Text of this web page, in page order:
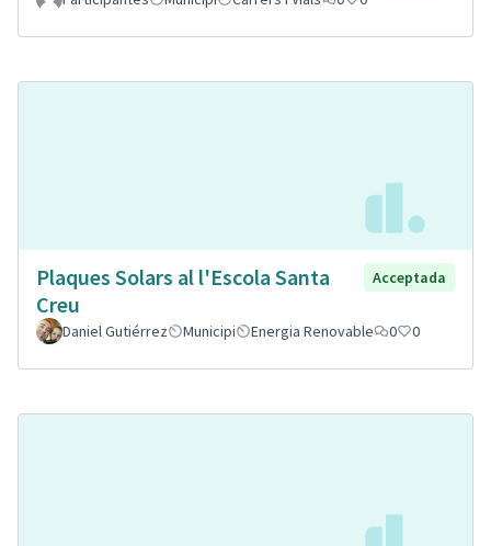
Plaques Solars al l'Escola Santa
Creu
Acceptada
Daniel Gutiérrez Municipi Energia Renovable 0 0